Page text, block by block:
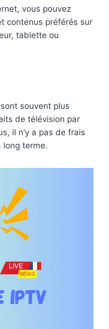
vous pouvez
contenus préférés sur
tablette ou
souvent plus
de télévision par
il n’y a pas de frais
long terme.